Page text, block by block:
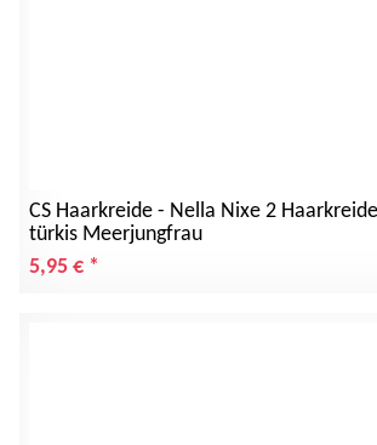
CS Haarkreide - Nella Nixe 2
türkis Meerjungfrau
5,95 € *